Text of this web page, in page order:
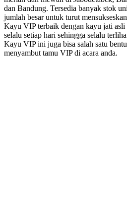
dan Bandung. Tersedia banyak stok
jumlah besar untuk turut
Kayu VIP terbaik dengan kayu jati asli
selalu setiap hari sehingga selalu
Kayu VIP ini juga bisa salah satu
menyambut tamu VIP di acara anda.